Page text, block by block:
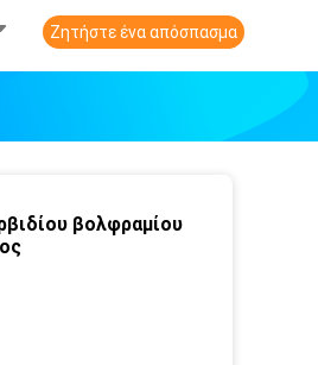
Ζητήστε ένα απόσπασμα
βολφραμίου